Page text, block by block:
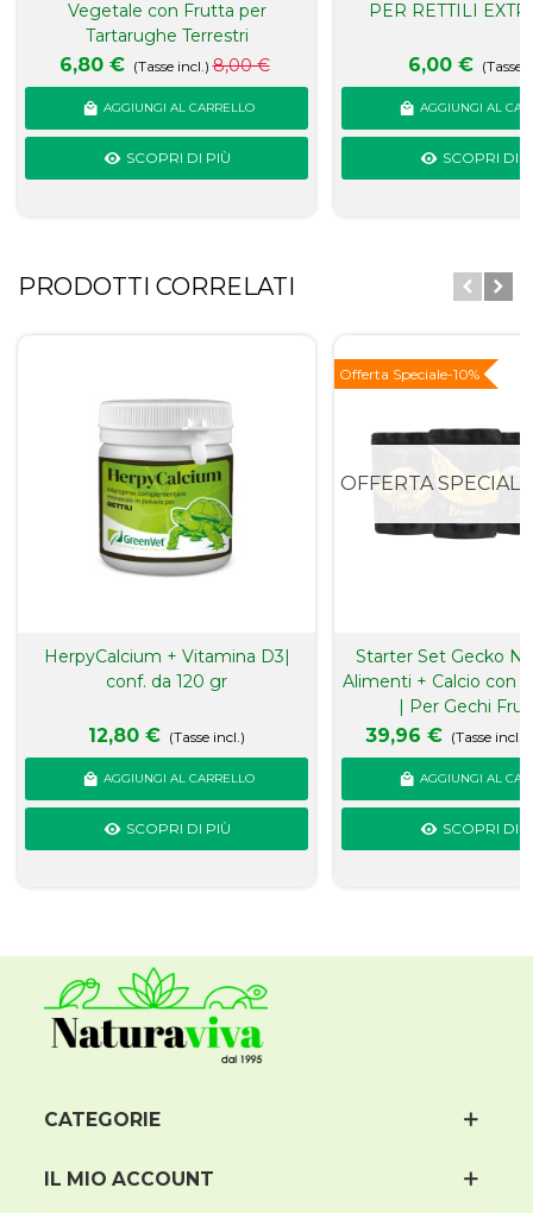
Vegetale con Frutta per
Tartarughe Terrestri
6,80 € (Tasse incl.) 8,00 €
AGGIUNGI AL CARRELLO
SCOPRI DI PIÙ
PER RETTILI
6,00 € (Tasse
AGGIUNGI AL
SCOPRI DI
PRODOTTI CORRELATI
HerpyCalcium + Vitamina D3|
conf. da 120 gr
12,80 € (Tasse incl.)
AGGIUNGI AL CARRELLO
SCOPRI DI PIÙ
Offerta Speciale-10%
OFFERTA
Starter Set Gecko
Alimenti + Calcio con
| Per Gechi
39,96 € (Tasse incl.)
AGGIUNGI AL
SCOPRI DI
CATEGORIE
IL MIO ACCOUNT